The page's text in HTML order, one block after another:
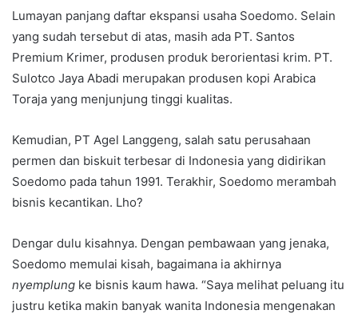
Lumayan panjang daftar ekspansi usaha Soedomo. Selain
yang sudah tersebut di atas, masih ada PT. Santos
Premium Krimer, produsen produk berorientasi krim. PT.
Sulotco Jaya Abadi merupakan produsen kopi Arabica
Toraja yang menjunjung tinggi kualitas.
Kemudian, PT Agel Langgeng, salah satu perusahaan
permen dan biskuit terbesar di Indonesia yang didirikan
Soedomo pada tahun 1991. Terakhir, Soedomo merambah
bisnis kecantikan. Lho?
Dengar dulu kisahnya. Dengan pembawaan yang jenaka,
Soedomo memulai kisah, bagaimana ia akhirnya
nyemplung ke bisnis kaum hawa. “Saya melihat peluang itu
justru ketika makin banyak wanita Indonesia mengenakan